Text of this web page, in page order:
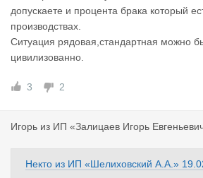
допускаете и процента брака который
производствах.
Ситуация рядовая,стандартная можно
цивилизованно.
3 2
Игорь из ИП «Залицаев Игорь
Некто из ИП «Шелиховский А.А.»